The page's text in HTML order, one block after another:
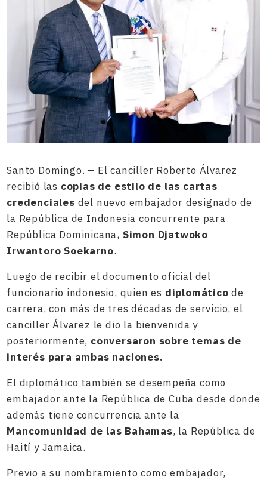
Santo Domingo. – El canciller Roberto Álvarez
recibió las copias de estilo de las cartas
credenciales del nuevo embajador designado de
la República de Indonesia concurrente para
República Dominicana, Simon Djatwoko
Irwantoro Soekarno.
Luego de recibir el documento oficial del
funcionario indonesio, quien es diplomático de
carrera, con más de tres décadas de servicio, el
canciller Álvarez le dio la bienvenida y
posteriormente, conversaron sobre temas de
interés para ambas naciones.
El diplomático también se desempeña como
embajador ante la República de Cuba desde donde
además tiene concurrencia ante la
Mancomunidad de las Bahamas, la República de
Haití y Jamaica.
Previo a su nombramiento como embajador,